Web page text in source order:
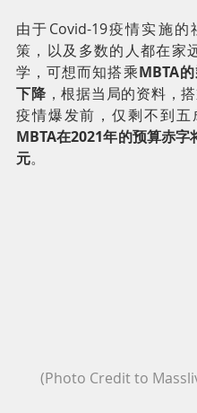
由于Covid-19疫情实施的
策，以及多数的人都在家
学，可想而知搭乘MBTA
下降 ，根据当局的资料，
疫情爆发前，仅剩不到五
MBTA在2021年的预算赤字
元。
(Photo Credit to